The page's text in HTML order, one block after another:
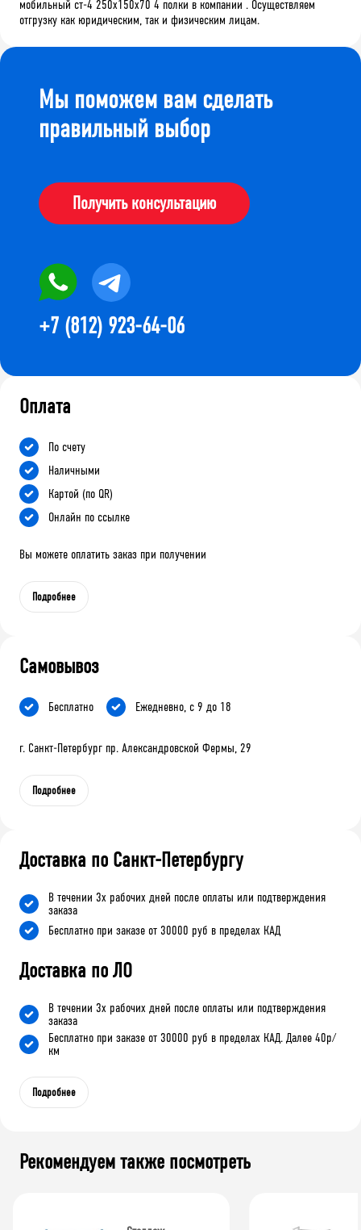
мобильный ст-4 250x150x70 4 полки в компании . Осуществляем
отгрузку как юридическим, так и физическим лицам.
Мы поможем вам сделать
правильный выбор
Получить консультацию
+7 (812) 923-64-06
Оплата
По счету
Наличными
Картой (по QR)
Онлайн по ссылке
Вы можете оплатить заказ при получении
Подробнее
Самовывоз
Бесплатно Ежедневно, с 9 до 18
г. Санкт-Петербург пр. Александровской Фермы, 29
Подробнее
Доставка по Санкт-Петербургу
В течении 3х рабочих дней после оплаты или подтверждения
заказа
Бесплатно при заказе от 30000 руб в пределах КАД
Доставка по ЛО
В течении 3х рабочих дней после оплаты или подтверждения
заказа
Бесплатно при заказе от 30000 руб в пределах КАД. Далее 40р/
км
Подробнее
Рекомендуем также посмотреть